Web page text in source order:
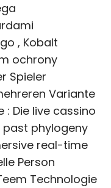
, Kobalt
ochrony
Spieler
Variante
Die live cassino
past phylogeny
real-time
Person
Technologie